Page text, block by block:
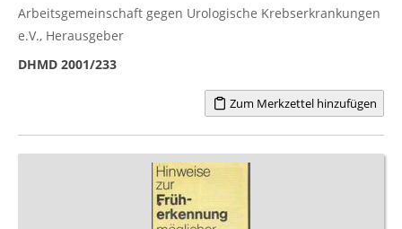
Arbeitsgemeinschaft gegen Urologische Krebserkrankungen
e.V., Herausgeber
DHMD 2001/233
Zum Merkzettel hinzufügen